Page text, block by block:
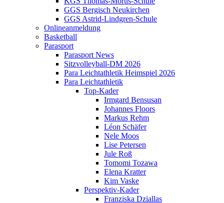
GGS Bergisch Neukirchen
GGS Astrid-Lindgren-Schule
Onlineanmeldung
Basketball
Parasport
Parasport News
Sitzvolleyball-DM 2026
Para Leichtathletik Heimspiel 2026
Para Leichtathletik
Top-Kader
Irmgard Bensusan
Johannes Floors
Markus Rehm
Léon Schäfer
Nele Moos
Lise Petersen
Jule Roß
Tomomi Tozawa
Elena Kratter
Kim Vaske
Perspektiv-Kader
Franziska Dziallas